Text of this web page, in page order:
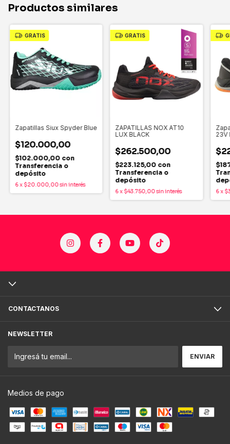
Productos similares
GRATIS
Zapatillas Siux Spyder Blue
$120.000,00
$102.000,00 con
Transferencia o
depósito
6x $20.000,00sin interés
GRATIS
ZAPATILLAS NOX AT10
LUX BLACK
$262.500,00
$223.125,00 con
Transferencia o
depósito
6x $43.750,00sin interés
23V
6x
CONTACTANOS
NEWSLETTER
Medios de pago